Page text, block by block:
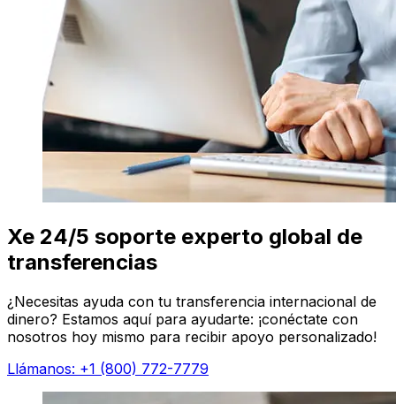
Xe 24/5 soporte experto global de
transferencias
¿Necesitas ayuda con tu transferencia internacional de
dinero? Estamos aquí para ayudarte: ¡conéctate con
nosotros hoy mismo para recibir apoyo personalizado!
Llámanos: +1 (800) 772-7779